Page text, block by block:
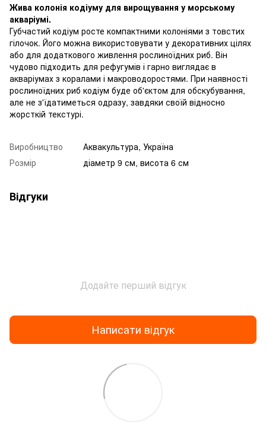
Жива колонія кодіуму для вирощування у морському
акваріумі.
Губчастий кодіум росте компактними колоніями з товстих
гілочок. Його можна використовувати у декоративних цілях
або для додаткового живлення рослиноїдних риб. Він
чудово підходить для рефугумів і гарно виглядає в
акваріумах з коралами і макроводоростями. При наявності
рослиноїдних риб кодіум буде об'єктом для обскубування,
але не з'їдатиметься одразу, завдяки своїй відносно
жорсткій текстурі.
Виробництво
Аквакультура, Україна
Розмір
діаметр 9 см, висота 6 см
Відгуки
Додайте перший відгук
Написати відгук